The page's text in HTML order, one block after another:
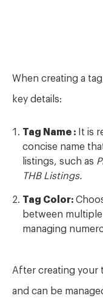
When creating a
key details:
Tag Name : It is
concise name
listings, such as
THB Listings.
Tag Color:
between
managing
After creating your
and can be